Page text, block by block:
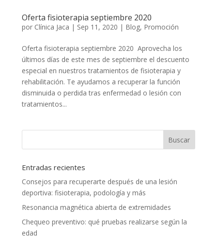
Oferta fisioterapia septiembre 2020
por Clínica Jaca | Sep 11, 2020 | Blog, Promoción
Oferta fisioterapia septiembre 2020 Aprovecha los
últimos días de este mes de septiembre el descuento
especial en nuestros tratamientos de fisioterapia y
rehabilitación. Te ayudamos a recuperar la función
disminuida o perdida tras enfermedad o lesión con
tratamientos...
Entradas recientes
Consejos para recuperarte después de una lesión
deportiva: fisioterapia, podología y más
Resonancia magnética abierta de extremidades
Chequeo preventivo: qué pruebas realizarse según la
edad